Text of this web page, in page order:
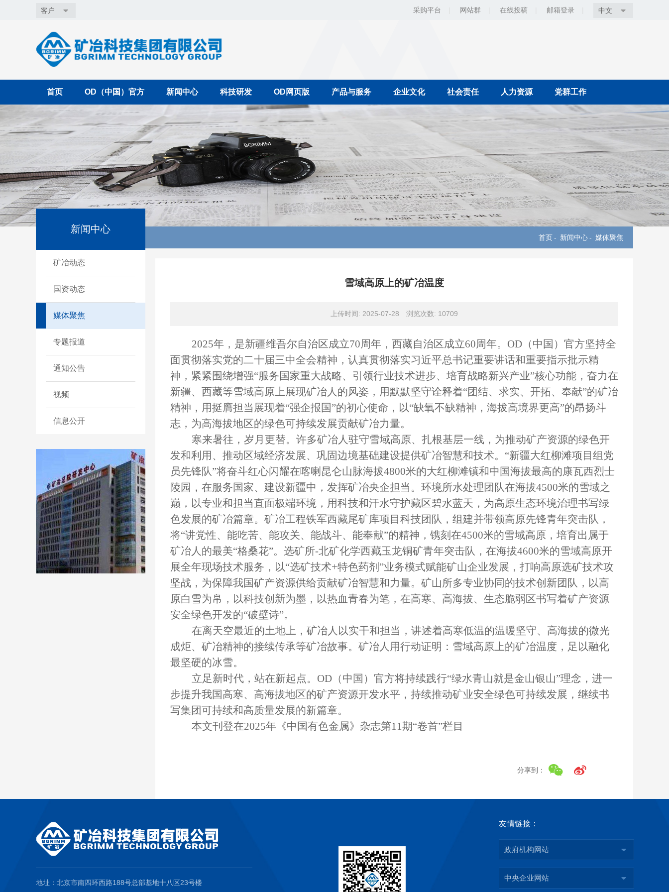
客户 采购平台 网站群 在线投稿 邮箱登录 中文
首页 OD（中国）官方 新闻中心 科技研发 OD网页版 产品与服务 企业文化 社会责任 人力资源 党群工作
首页- 新闻中心- 媒体聚焦
新闻中心
矿冶动态
国资动态
媒体聚焦
专题报道
通知公告
视频
信息公开
雪域高原上的矿冶温度
上传时间: 2025-07-28 浏览次数: 10709
2025年，是新疆维吾尔自治区成立70周年，西藏自治区成立60周年。OD（中国）官方坚持全
面贯彻落实党的二十届三中全会精神，认真贯彻落实习近平总书记重要讲话和重要指示批示精
神，紧紧围绕增强“服务国家重大战略、引领行业技术进步、培育战略新兴产业”核心功能，奋力在
新疆、西藏等雪域高原上展现矿冶人的风姿，用默默坚守诠释着“团结、求实、开拓、奉献”的矿冶
精神，用挺膺担当展现着“强企报国”的初心使命，以“缺氧不缺精神，海拔高境界更高”的昂扬斗
志，为高海拔地区的绿色可持续发展贡献矿冶力量。
寒来暑往，岁月更替。许多矿冶人驻守雪域高原、扎根基层一线，为推动矿产资源的绿色开
发和利用、推动区域经济发展、巩固边境基础建设提供矿冶智慧和技术。“新疆大红柳滩项目组党
员先锋队”将奋斗红心闪耀在喀喇昆仑山脉海拔4800米的大红柳滩镇和中国海拔最高的康瓦西烈士
陵园，在服务国家、建设新疆中，发挥矿冶央企担当。环境所水处理团队在海拔4500米的雪域之
巅，以专业和担当直面极端环境，用科技和汗水守护藏区碧水蓝天，为高原生态环境治理书写绿
色发展的矿冶篇章。矿冶工程铁军西藏尾矿库项目科技团队，组建并带领高原先锋青年突击队，
将“讲党性、能吃苦、能攻关、能战斗、能奉献”的精神，镌刻在4500米的雪域高原，培育出属于
矿冶人的最美“格桑花”。选矿所-北矿化学西藏玉龙铜矿青年突击队，在海拔4600米的雪域高原开
展全年现场技术服务，以“选矿技术+特色药剂”业务模式赋能矿山企业发展，打响高原选矿技术攻
坚战，为保障我国矿产资源供给贡献矿冶智慧和力量。矿山所多专业协同的技术创新团队，以高
原白雪为帛，以科技创新为墨，以热血青春为笔，在高寒、高海拔、生态脆弱区书写着矿产资源
安全绿色开发的“破壁诗”。
在离天空最近的土地上，矿冶人以实干和担当，讲述着高寒低温的温暖坚守、高海拔的微光
成炬、矿冶精神的接续传承等矿冶故事。矿冶人用行动证明：雪域高原上的矿冶温度，足以融化
最坚硬的冰雪。
立足新时代，站在新起点。OD（中国）官方将持续践行“绿水青山就是金山银山”理念，进一
步提升我国高寒、高海拔地区的矿产资源开发水平，持续推动矿业安全绿色可持续发展，继续书
写集团可持续和高质量发展的新篇章。
本文刊登在2025年《中国有色金属》杂志第11期“卷首”栏目
分享到：
地址：北京市南四环西路188号总部基地十八区23号楼
友情链接：
政府机构网站
中央企业网站